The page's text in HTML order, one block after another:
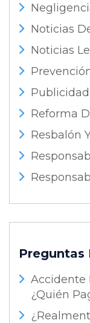
Noticias
Noticias
Reforma
Resbalón
Preguntas
Accidente
¿Quién